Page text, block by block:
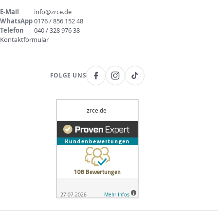
E-Mail
info@zrce.de
WhatsApp0176 / 856 152 48
Telefon
040 / 328 976 38
Kontaktformular
FOLGE UNS